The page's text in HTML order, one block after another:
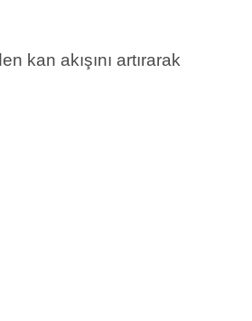
kan akışını artırarak